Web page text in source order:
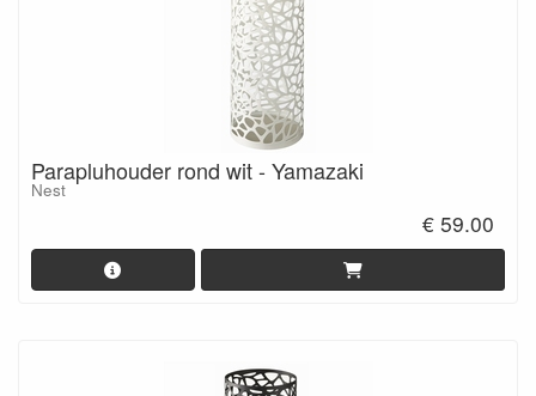
Parapluhouder rond wit - Yamazaki
Nest
€ 59.00